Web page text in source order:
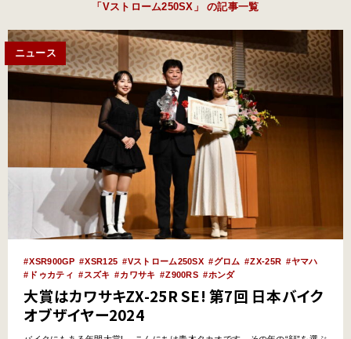
「Vストローム250SX」 の記事一覧
ニュース
XSR900GP XSR125 Vストローム250SX グロム ZX-25R
ヤマハ
ドゥカティ
スズキ カワサキ Z900RS ホンダ
大賞はカワサキZX-25R SE! 第7回 日本バイク
オブザイヤー2024